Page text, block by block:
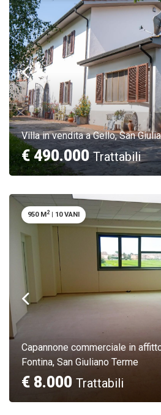
Villa in vendita a Gello, San
€ 490.000Trattabili
Capannone commerciale in
Fontina, San Giuliano Terme
€ 8.000 Trattabili
950 M2 | 10 VANI